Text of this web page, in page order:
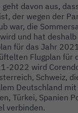
davon aus,
der wegen der
war, die
und hat
für das Jahr
Flugplan für
2022 wird
Schweiz,
Deutschland
Türkei, Spanien
verbinden.